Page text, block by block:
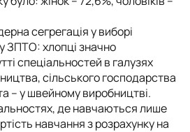
сегрегація у виборі
ЗПТО: хлопці значно
спеціальностей в галузях
сільського господарства
– у швейному виробництві.
де навчаються лише
навчання з розрахунку на